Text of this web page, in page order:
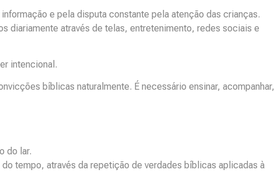
e pela disputa constante pela atenção das crianças.
diariamente através de telas, entretenimento, redes sociais e
intencional.
bíblicas naturalmente. É necessário ensinar, acompanhar,
do lar.
tempo, através da repetição de verdades bíblicas aplicadas à